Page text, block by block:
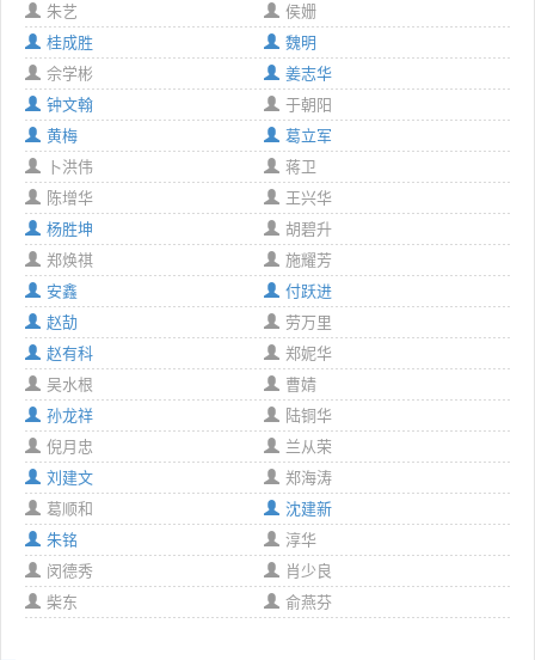
朱艺
侯姗
桂成胜
魏明
佘学彬
姜志华
钟文翰
于朝阳
黄梅
葛立军
卜洪伟
蒋卫
陈增华
王兴华
杨胜坤
胡碧升
郑焕祺
施耀芳
安鑫
付跃进
赵劼
劳万里
赵有科
郑妮华
吴水根
曹婧
孙龙祥
陆铜华
倪月忠
兰从荣
刘建文
郑海涛
葛顺和
沈建新
朱铭
淳华
闵德秀
肖少良
柴东
俞燕芬